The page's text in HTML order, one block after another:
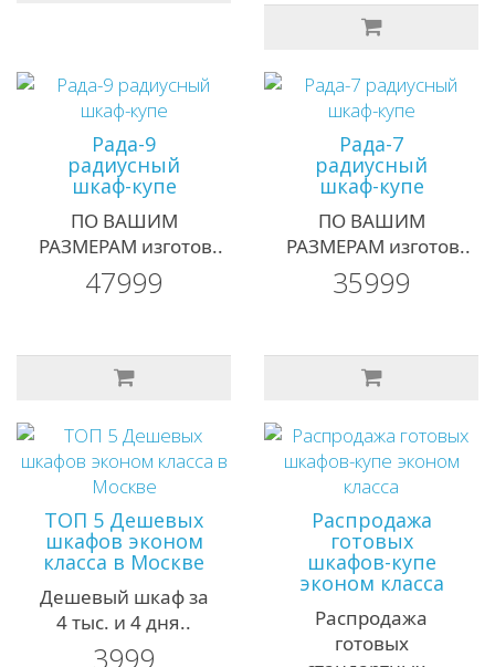
Рада-9
радиусный
шкаф-купе
ПО ВАШИМ
РАЗМЕРАМ изготов..
47999
Рада-7
радиусный
шкаф-купе
ПО ВАШИМ
РАЗМЕРАМ изготов..
35999
ТОП 5 Дешевых
шкафов эконом
класса в Москве
Дешевый шкаф за
4 тыс. и 4 дня..
3999
Распродажа
готовых
шкафов-купе
эконом класса
Распродажа
готовых